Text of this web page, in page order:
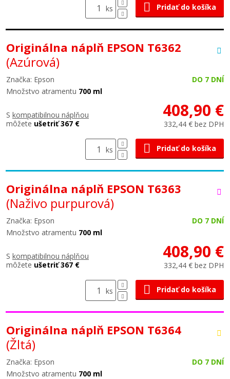
ks Pridať do košíka
Originálna náplň EPSON T6362
(Azúrová)
Značka: Epson
DO 7 DNÍ
Množstvo atramentu 700 ml
S kompatibilnou náplňou
môžete ušetriť 367 €
408,90 €
332,44 € bez DPH
ks Pridať do košíka
Originálna náplň EPSON T6363
(Naživo purpurová)
Značka: Epson
DO 7 DNÍ
Množstvo atramentu 700 ml
S kompatibilnou náplňou
môžete ušetriť 367 €
408,90 €
332,44 € bez DPH
ks Pridať do košíka
Originálna náplň EPSON T6364
(Žltá)
Značka: Epson
DO 7 DNÍ
Množstvo atramentu 700 ml